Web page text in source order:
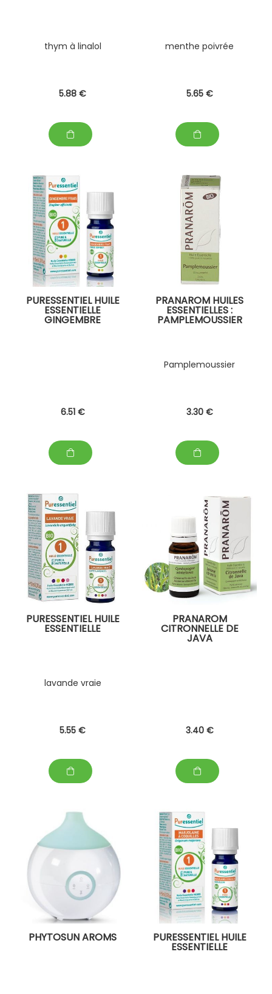
thym à linalol
5.88 €
menthe poivrée
5.65 €
PURESSENTIEL HUILE
ESSENTIELLE
GINGEMBRE
6.51 €
PRANAROM HUILES
ESSENTIELLES :
PAMPLEMOUSSIER
Pamplemoussier
3.30 €
PURESSENTIEL HUILE
ESSENTIELLE
lavande vraie
5.55 €
PRANAROM
CITRONNELLE DE
JAVA
3.40 €
PHYTOSUN AROMS PURESSENTIEL HUILE
ESSENTIELLE